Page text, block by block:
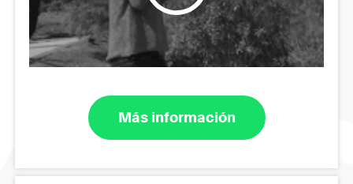
Más información